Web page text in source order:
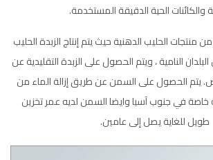
والكائنات الحية الدقيقة المستخدمة.
الحليب الدهنية حيث يتم إنتاج الزبدة الحليب
النامية ، ويتم الحصول على الزبدة التقليدية عن
يتم الحصول على السمن عن طريق إزالة الماء من
خاصة في جنوب آسيا وايضا السمن لديه عمر تخزين
طويل للغاية يصل إلى عامين.